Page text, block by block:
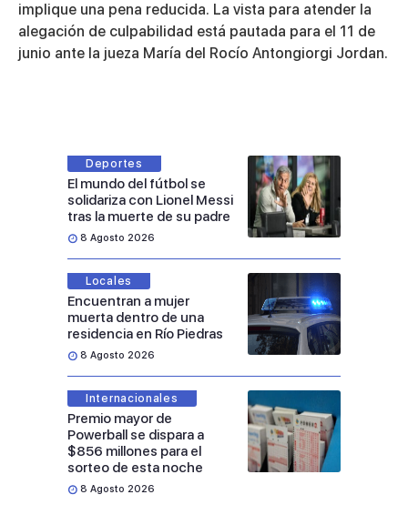
implique una pena reducida. La vista para atender la
alegación de culpabilidad está pautada para el 11 de
junio ante la jueza María del Rocío Antongiorgi Jordan.
Deportes
El mundo del fútbol se
solidariza con Lionel Messi
tras la muerte de su padre
8 Agosto 2026
Locales
Encuentran a mujer
muerta dentro de una
residencia en Río Piedras
8 Agosto 2026
Internacionales
Premio mayor de
Powerball se dispara a
$856 millones para el
sorteo de esta noche
8 Agosto 2026